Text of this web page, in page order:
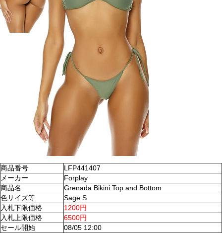
商品番号
LFP441407
メーカー
Forplay
商品名
Grenada Bikini Top and Bottom
色サイズ等
Sage S
入札下限価格
1200円
入札上限価格
6500円
セール開始
08/05 12:00